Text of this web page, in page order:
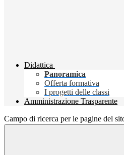
Didattica
Panoramica
Offerta formativa
I progetti delle classi
Amministrazione Trasparente
Campo di ricerca per le pagine del